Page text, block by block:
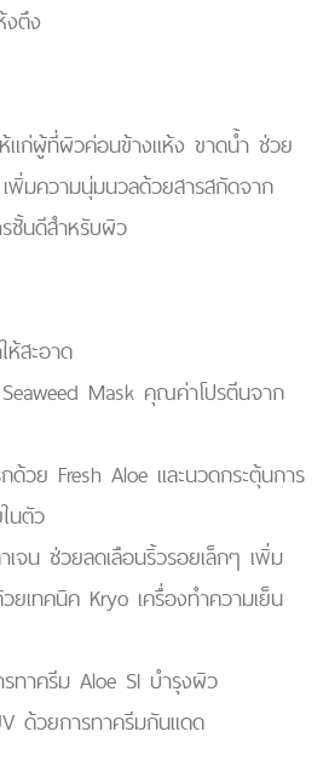
ตึง
แก่ผู้ที่ผิวค่อนข้างแห้ง ขาดน้ำ ช่วย
พิ่มความนุ่มนวลด้วยสารสกัดจาก
ชั้นดีสำหรับผิว
ห้สะอาด
Mask คุณค่าโปรตีนจาก
ด้วย Fresh Aloe และนวดกระตุ้นการ
นตัว
เจน ช่วยลดเลือนริ้วรอยเล็กๆ เพิ่ม
ยเทคนิค Kryo เครื่องทำความเย็น
ทาครีม Aloe SI บำรุงผิว
ด้วยการทาครีมกันแดด